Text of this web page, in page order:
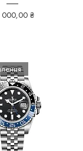
000,00 ₴